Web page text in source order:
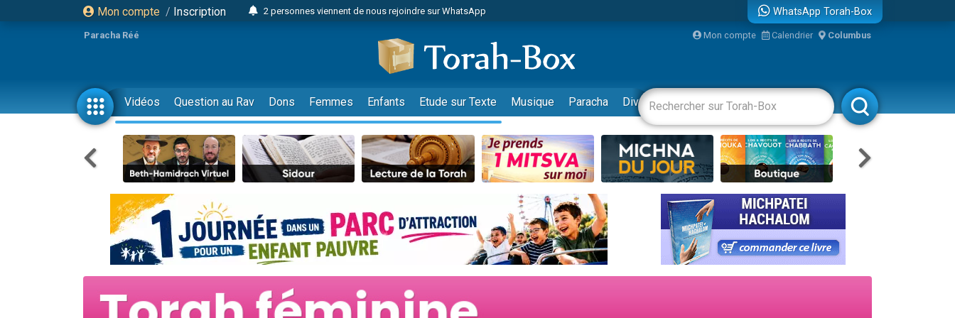
Mon compte / Inscription
2 personnes viennent de nous rejoindre sur WhatsApp
12 nouvelles musiques dans Torah-Box Music
30 personnes viennent de faire un don pour Sauvez la jambe de Yohan
Il reste 49 places pour étudier en groupe sur Zoom
3 personnes viennent de nous rejoindre sur WhatsApp
2 personnes viennent de nous rejoindre sur WhatsApp
3 personnes viennent de nous rejoindre sur WhatsApp
2 nouvelles musiques dans Torah-Box Music
8 personnes viennent de faire un don pour Tsédaka : pauvres d'Israel
Nouvelle émission radio : Visions de grandeur n°104 : Le Chabbath et le Birkat Hamazone à travers le temps
61 personnes viennent de demander une bénédiction
Il reste 49 places pour étudier en groupe sur Zoom
Ariel vient de donner son Maasser
Nathaniel vient de donner son Maasser
WhatsApp Torah-Box
Paracha Réé Mon compte Calendrier Columbus
Vidéos Question au Rav Dons Femmes Enfants Etude sur Texte Musique Paracha Divertissements Livres Rabbanim